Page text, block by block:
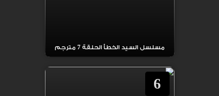
مسلسل السيد الخطأ الحلقة 7 مترجم
6